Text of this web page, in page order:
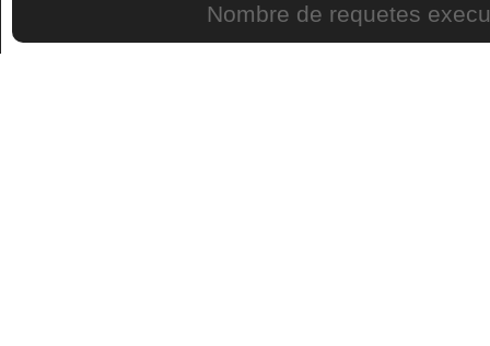
Nombre de requetes